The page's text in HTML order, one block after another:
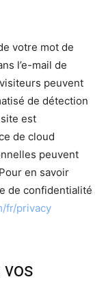
votre mot de
l’e-mail de
peuvent
de détection
est
de cloud
peuvent
en savoir
de confidentialité
fr/privacy
vos